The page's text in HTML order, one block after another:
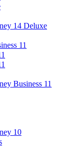
14 Deluxe
11
Business 11
10